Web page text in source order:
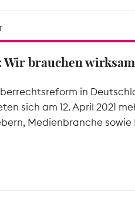
brauchen
in
sich am 12. April 2021
Medienbranche